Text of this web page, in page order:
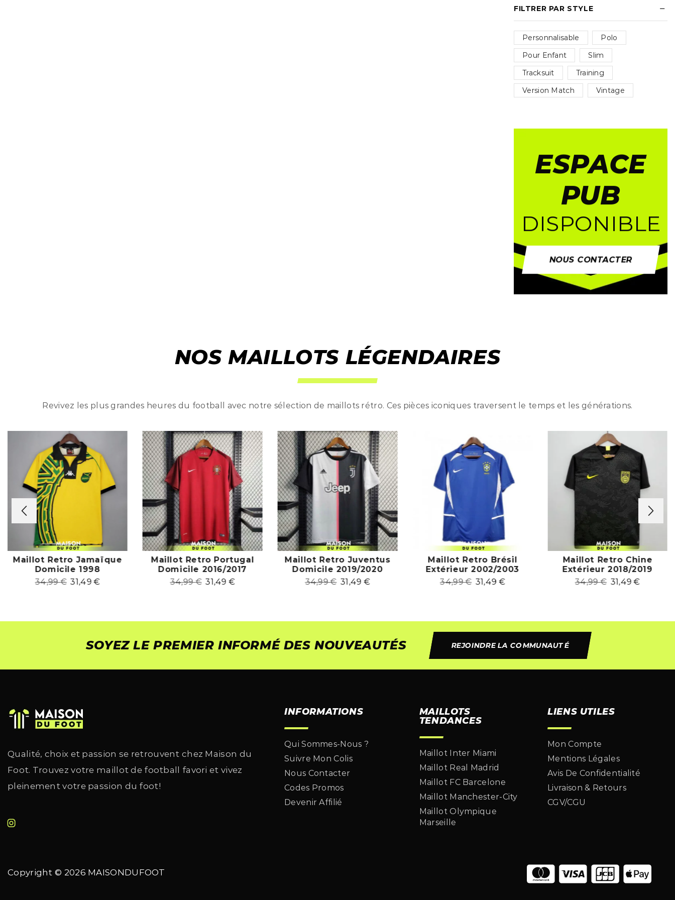
FILTRER PAR STYLE
Personnalisable
Polo
Pour Enfant
Slim
Tracksuit
Training
Version Match
Vintage
ESPACE
PUB
DISPONIBLE
NOUS CONTACTER
NOS MAILLOTS LÉGENDAIRES
Revivez les plus grandes heures du football avec notre sélection de maillots rétro. Ces pièces iconiques traversent le temps et les générations.
Maillot Retro Jamaïque
Domicile 1998
34,99€ 31,49€
Maillot Retro Portugal
Domicile 2016/2017
34,99€ 31,49€
Maillot Retro Juventus
Domicile 2019/2020
34,99€ 31,49€
Maillot Retro Brésil
Extérieur 2002/2003
34,99€ 31,49€
Maillot Retro Chine
Extérieur 2018/2019
34,99€ 31,49€
SOYEZ LE PREMIER INFORMÉ DES NOUVEAUTÉS REJOINDRE LA COMMUNAUTÉ
Qualité, choix et passion se retrouvent chez Maison du
Foot. Trouvez votre maillot de football favori et vivez
pleinement votre passion du foot!
INFORMATIONS
Qui Sommes-Nous ?
Suivre Mon Colis
Nous Contacter
Codes Promos
Devenir Affilié
MAILLOTS
TENDANCES
Maillot Inter Miami
Maillot Real Madrid
Maillot FC Barcelone
Maillot Manchester-City
Maillot Olympique
Marseille
LIENS UTILES
Mon Compte
Mentions Légales
Avis De Confidentialité
Livraison & Retours
CGV/CGU
Copyright © 2026 MAISONDUFOOT